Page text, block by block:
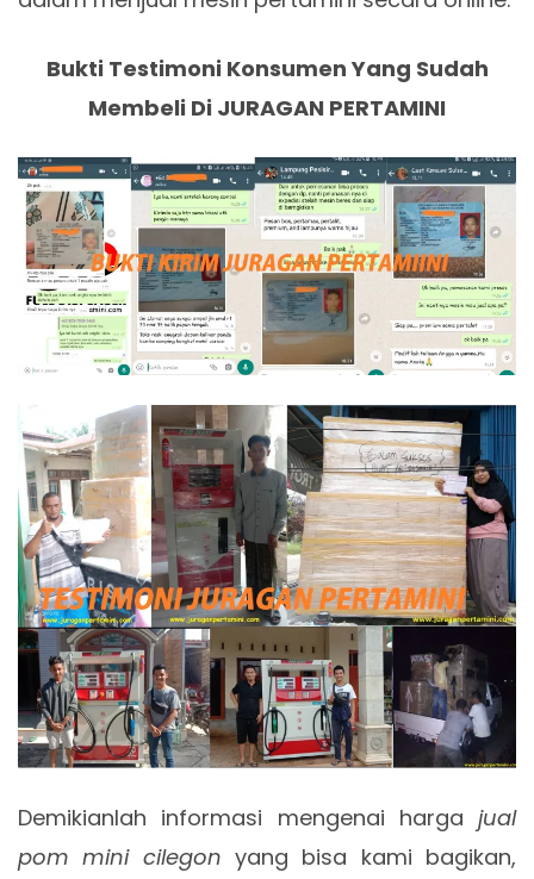
Bukti Testimoni Konsumen Yang Sudah
Membeli Di JURAGAN PERTAMINI
Demikianlah informasi mengenai harga jual
pom mini cilegon yang bisa kami bagikan,